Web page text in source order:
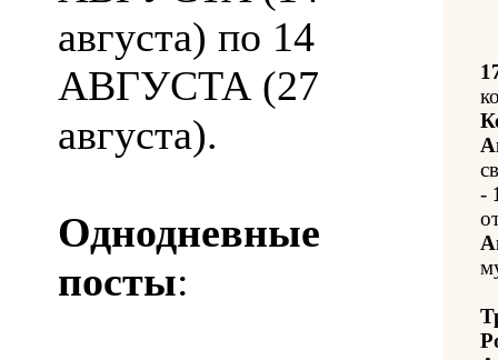
августа) по 14
АВГУСТА (27
августа).
Однодневные
посты:
-